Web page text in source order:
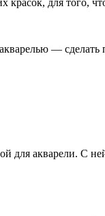
—
для акварели. С